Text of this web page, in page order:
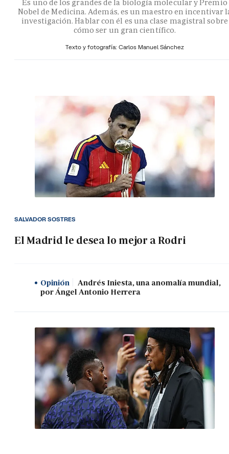
Es uno de los grandes de la biología molecular y Premio
Nobel de Medicina. Además, es un maestro en incentivar
investigación. Hablar con él es una clase magistral sobre
cómo ser un gran científico.
Texto y fotografía: Carlos Manuel Sánchez
El Madrid le desea lo mejor a Rodri
SALVADOR SOSTRES
Opinión
Andrés Iniesta, una anomalía mundial,
por Ángel Antonio Herrera